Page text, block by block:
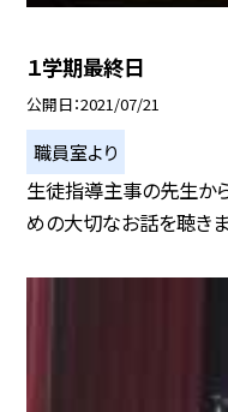
１学期最終日
公開日 2021/07/21
職員室より
生徒指導主事の先生か
めの大切なお話を聴きま